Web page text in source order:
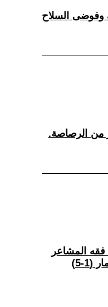
فقه المشاعر
5)